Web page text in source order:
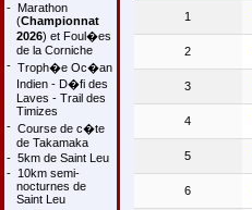
- Marathon
(Championnat
2026) et Foul�es
de la Corniche
- Troph�e Oc�an
Indien - D�fi des
Laves - Trail des
Timizes
- Course de c�te
de Takamaka
- 5km de Saint Leu
- 10km semi-
nocturnes de
Saint Leu
1
2
3
4
5
6